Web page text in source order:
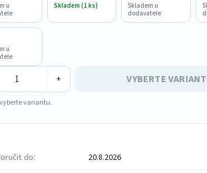
u
Skladem (1 ks)
Skladem u
dodavatele
u
+ VYBERTE
variantu.
do:
20.8.2026